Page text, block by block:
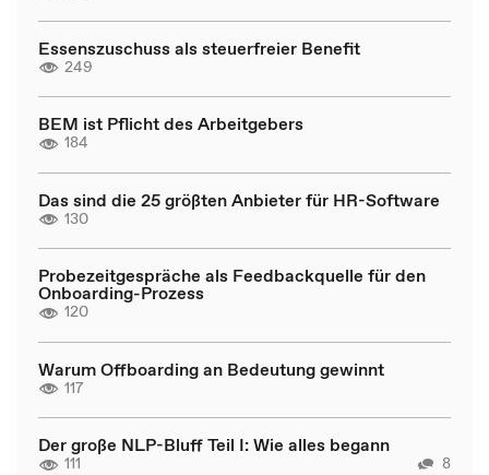
Essenszuschuss als steuerfreier Benefit
249
BEM ist Pflicht des Arbeitgebers
184
Das sind die 25 größten Anbieter für HR-Software
130
Probezeitgespräche als Feedbackquelle für den
Onboarding-Prozess
120
Warum Offboarding an Bedeutung gewinnt
117
Der große NLP-Bluff Teil I: Wie alles begann
111 8